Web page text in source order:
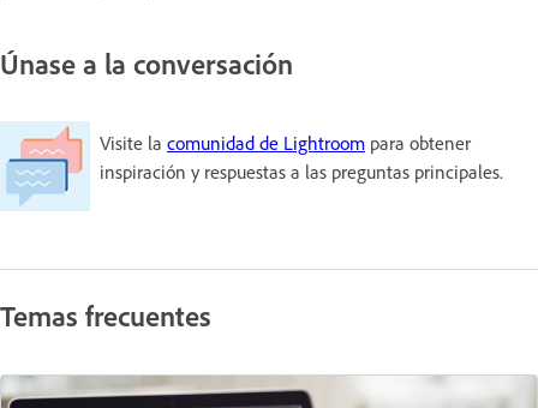
Únase a la conversación
Visite la comunidad de Lightroom para obtener
inspiración y respuestas a las preguntas principales.
Temas frecuentes